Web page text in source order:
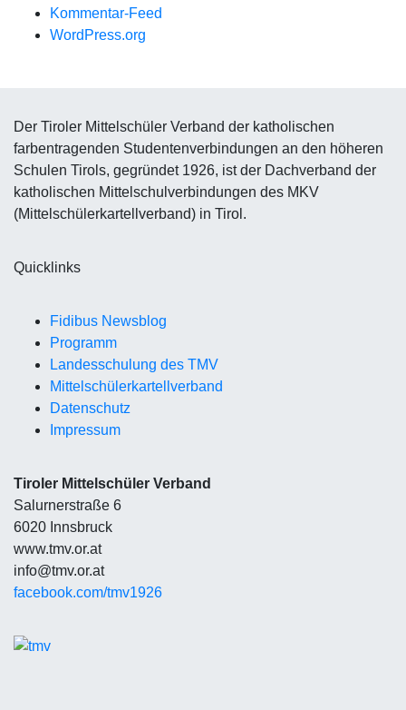
Kommentar-Feed
WordPress.org
Der Tiroler Mittelschüler Verband der katholischen
farbentragenden Studentenverbindungen an den höheren
Schulen Tirols, gegründet 1926, ist der Dachverband der
katholischen Mittelschulverbindungen des MKV
(Mittelschülerkartellverband) in Tirol.
Quicklinks
Fidibus Newsblog
Programm
Landesschulung des TMV
Mittelschülerkartellverband
Datenschutz
Impressum
Tiroler Mittelschüler Verband
Salurnerstraße 6
6020 Innsbruck
www.tmv.or.at
info@tmv.or.at
facebook.com/tmv1926